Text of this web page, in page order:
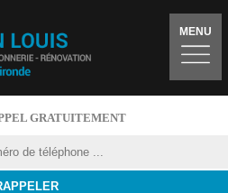
MENU
GRATUITEMENT